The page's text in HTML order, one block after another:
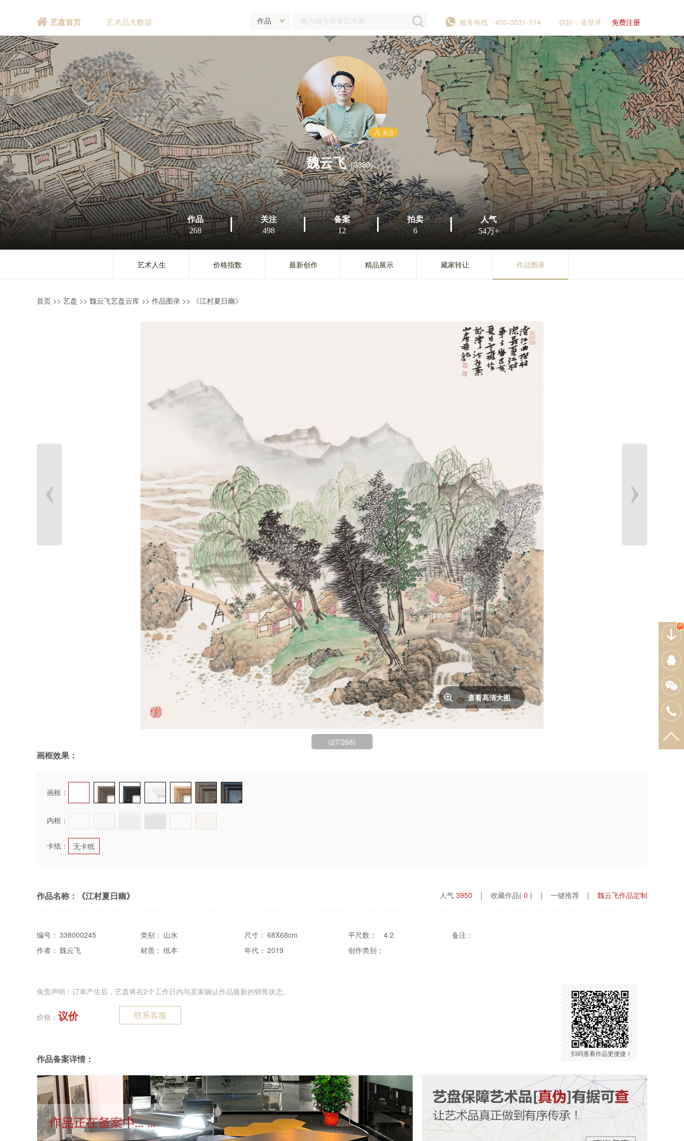
服务热线：400-0531-114 你好，请登录 免费注册
艺盘首页 艺术品大数据
关注
魏云飞（3380）
作品
268
关注
498
备案
12
拍卖
6
人气
54万+
艺术人生 价格指数 最新创作 精品展示 藏家转让 作品图录
首页 >> 艺盘 >> 魏云飞艺盘云库 >> 作品图录 >> 《江村夏日幽》
查看高清大图
(27/268)
画框效果：
画框：
内框：
卡纸： 无卡纸
作品名称：《江村夏日幽》 人气 3950 | 收藏作品( 0 ) | 一键推荐 | 魏云飞作品定制
编号： 338000245 类别： 山水 尺寸： 68X68cm 平尺数： 4.2
备注：
作者： 魏云飞 材质： 纸本 年代： 2019 创作类别：
免责声明：订单产生后，艺盘将在2个工作日内与卖家确认作品最新的销售状态。
扫码查看作品更便捷！
价格： 议价 联系客服
作品备案详情：